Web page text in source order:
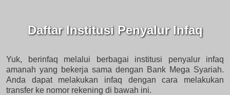
Daftar Institusi Penyalur Infaq
Yuk, berinfaq melalui berbagai institusi penyalur infaq
amanah yang bekerja sama dengan Bank Mega Syariah.
Anda dapat melakukan infaq dengan cara melakukan
transfer ke nomor rekening di bawah ini.